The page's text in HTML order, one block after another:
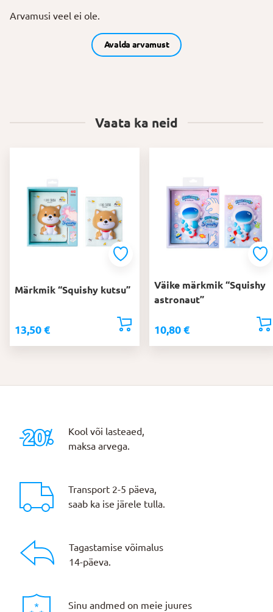
Arvamusi veel ei ole.
Avalda arvamust
Vaata ka neid
Märkmik “Squishy kutsu”
13,50 €
Väike märkmik “Squishy
astronaut”
10,80 €
Kool või lasteaed,
maksa arvega.
Transport 2-5 päeva,
saab ka ise järele tulla.
Tagastamise võimalus
14-päeva.
Sinu andmed on meie juures